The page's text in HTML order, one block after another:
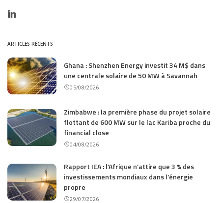
ARTICLES RÉCENTS
Ghana : Shenzhen Energy investit 34 M$ dans
une centrale solaire de 50 MW à Savannah
05/08/2026
Zimbabwe : la première phase du projet solaire
flottant de 600 MW sur le lac Kariba proche du
financial close
04/08/2026
Rapport IEA : l’Afrique n’attire que 3 % des
investissements mondiaux dans l’énergie
propre
29/07/2026